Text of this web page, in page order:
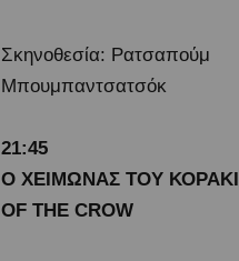
Σκηνοθεσία: Ρατσαπούμ
Μπουμπαντσατσόκ
21:45
Ο ΧΕΙΜΩΝΑΣ ΤΟΥ
OF THE CROW